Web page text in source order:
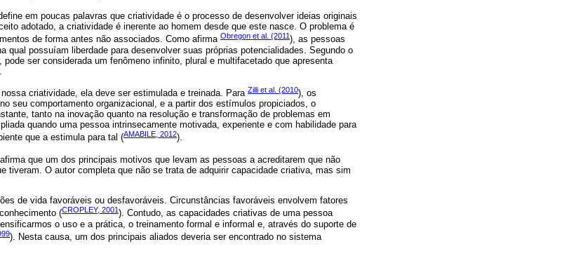
em poucas palavras que criatividade é o processo de desenvolver ideias originais
adotado, a criatividade é inerente ao homem desde que este nasce. O problema é
de forma antes não associados. Como afirma Obregon et al. (2011 ), as pessoas
qual possuíam liberdade para desenvolver suas próprias potencialidades. Segundo o
ser considerada um fenômeno infinito, plural e multifacetado que apresenta
criatividade, ela deve ser estimulada e treinada. Para Zilli et al. (2010), os
seu comportamento organizacional, e a partir dos estímulos propiciados, o
tanto na inovação quanto na resolução e transformação de problemas em
quando uma pessoa intrinsecamente motivada, experiente e com habilidade para
que a estimula para tal (AMABILE, 2012).
que um dos principais motivos que levam as pessoas a acreditarem que não
tiveram. O autor completa que não se trata de adquirir capacidade criativa, mas sim
de vida favoráveis ou desfavoráveis. Circunstâncias favoráveis envolvem fatores
(CROPLEY, 2001). Contudo, as capacidades criativas de uma pessoa
o uso e a prática, o treinamento formal e informal e, através do suporte de
). Nesta causa, um dos principais aliados deveria ser encontrado no sistema